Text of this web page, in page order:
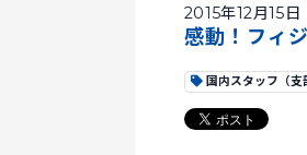
2015年12月15日
感動！フィ
国内スタッフ（支